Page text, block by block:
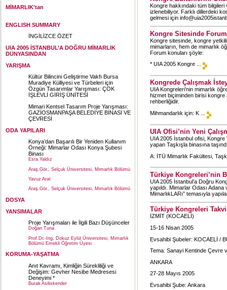
MİMARLIK'tan
ENGLISH SUMMARY
İNGİLİZCE ÖZET
UIA 2005 İSTANBUL’A DOĞRU MİMARLIK
DÜNYASINDAN
YARIŞMA
Kültür Bilincini Geliştirme Vakfı Bursa
Muradiye Külliyesi ve Türbeleri için
Özgün Tasarımlar Yarışması: ÇOK
İŞLEVLİ GİRİŞ ÜNİTESİ
Mimari Kentsel Tasarım Proje Yarışması:
GAZİOSMANPAŞA BELEDİYE BİNASI VE
ÇEVRESİ
ODA YAPILARI
Konya’dan Başarılı Bir Yeniden Kullanım
Örneği: Mimarlar Odası Konya Şubesi
Binası
Esra Yaldız
Araş.Gör., Selçuk Üniversitesi, Mimarlık Bölümü
Yavuz Arat
Araş.Gör., Selçuk Üniversitesi, Mimarlık Bölümü
DOSYA
YANSIMALAR
Proje Yarışmaları ile İlgili Bazı Düşünceler
Doğan Tuna
Prof.Dr.-Ing, Dokuz Eylül Üniversitesi, Mimarlık
Bölümü Emekli Öğretim Üyesi
KORUMA-YAŞATMA
Anıt Kavramı, Kimliğin Sürekliliği ve
Değişim: Gevher Nesibe Medresesi
Deneyimi *
Burak Asiliskender
Kongre hakkındaki tüm
izlenebiliyor. Farklı dillerdeki
gelmesi için
Kongre Sitesinde Forum
Kongre sitesinde, kongre
mimarların, hem de mimarlık
Forum konuları şöyle:
* UIA 2005 Kongre ...
Kongrede Çalışmak
UIA Kongreleri’nin mimarlık
hizmet biçiminden birisi kongre
rehberliğidir.
Mihmandarlık için: K ...
UIA Ofisi’nin Yeni
UIA 2005 İstanbul ofisi, Kongre
yapan Taşkışla binasına
A: İTÜ Mimarlık Fakültesi,
Türkiye Kongreleri’nin
UIA 2005 İstanbul’a Doğru
yapıldı. Mimarlar Odası
MimarlıkLARı” temasıyla
Türkiye Kongreleri
İZMİT (KOCAELİ)
15-16 Nisan 2005
Evsahibi Şubeler: KOCAELİ /
Tema: Sanayi Kentinde Çevre
ANKARA
27-28 Mayıs 2005
Evsahibi Şube: Ankara